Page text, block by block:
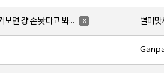
토요일저녁인데도 공지나아무것도없는거보면 걍 손놧다고 봐야하나요? 8 별미맛